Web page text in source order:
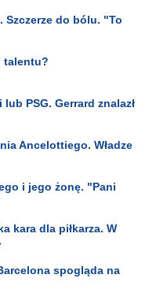
Szczerze do bólu. "To
talentu?
PSG. Gerrard znalazł
Ancelottiego. Władze
i jego żonę. "Pani
kara dla piłkarza. W
spogląda na